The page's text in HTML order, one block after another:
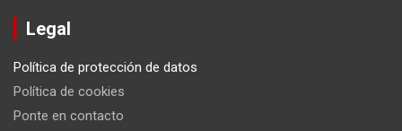
Legal
Política de protección de datos
Política de cookies
Ponte en contacto